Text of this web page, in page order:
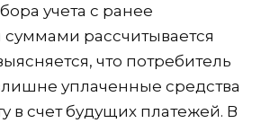
учета с ранее
рассчитывается
что потребитель
уплаченные средства
в счет будущих платежей. В